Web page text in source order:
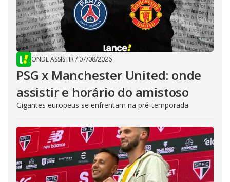
ONDE ASSISTIR/ 07/08/2026
PSG x Manchester United: onde
assistir e horário do amistoso
Gigantes europeus se enfrentam na pré-temporada